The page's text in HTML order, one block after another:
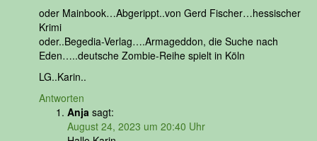
oder Mainbook…Abgerippt..von Gerd Fischer…hessischer
Krimi
oder..Begedia-Verlag….Armageddon, die Suche nach
Eden…..deutsche Zombie-Reihe spielt in Köln
LG..Karin..
Antworten
Anja sagt:
August 24, 2023 um 20:40 Uhr